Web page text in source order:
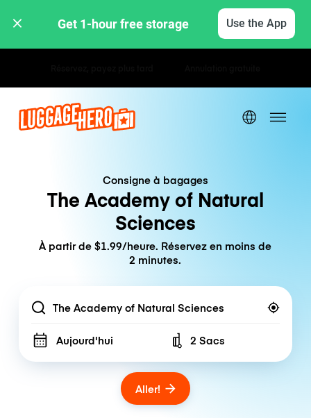
Get 1-hour free storage Use the App
Consigne à bagages
The Academy of Natural
Sciences
À partir de $1.99/heure. Réservez en moins de
2 minutes.
Location
Aujourd'hui Number of bags
2 Sacs
Aller!